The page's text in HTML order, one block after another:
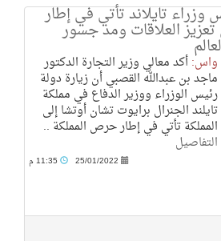
وزراء تايلاند تأتي في إطار
العلاقات ومد جسور
واس:أكد معالي وزير التجارة الدكتور
ماجد بن عبدالله القصبي أن زيارة دولة
رئيس الوزراء ووزير الدفاع في مملكة
تايلند الجنرال برايوت تشان أوتشا إلى
المملكة تأتي في إطار حرص المملكة ..
التفاصيل
25/01/2022